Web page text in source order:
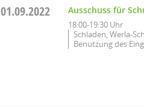
01.09.2022 Ausschuss für
18:00-19:30 Uhr
Schladen, Werla-
Benutzung des